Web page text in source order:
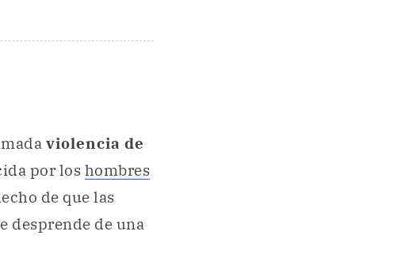
violencia de
por los hombres
de que las
desprende de una